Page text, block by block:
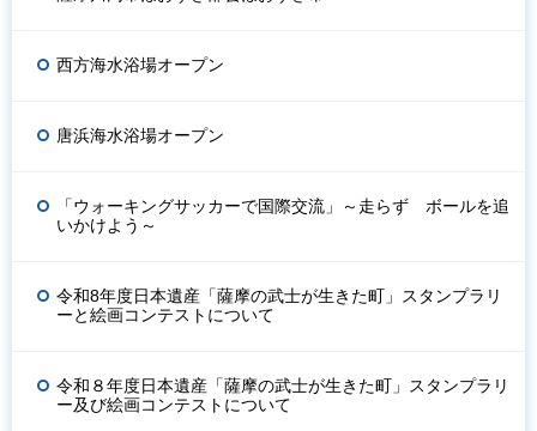
西方海水浴場オープン
唐浜海水浴場オープン
「ウォーキングサッカーで国際交流」～走らず ボールを追
いかけよう～
令和8年度日本遺産「薩摩の武士が生きた町」スタンプラリ
ーと絵画コンテストについて
令和８年度日本遺産「薩摩の武士が生きた町」スタンプラリ
ー及び絵画コンテストについて